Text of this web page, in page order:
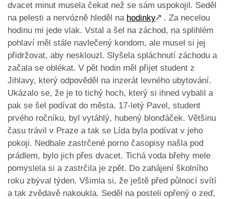
dvacet minut musela čekat než se sám uspokojil. Seděl
na pelesti a nervózně hleděl na hodinky🡕 . Za necelou
hodinu mi jede vlak. Vstal a šel na záchod, na splihlém
pohlaví měl stále navlečený kondom, ale musel si jej
přidržovat, aby nesklouzl. Slyšela spláchnutí záchodu a
začala se oblékat. V pět hodin měl přijet student z
Jihlavy, který odpověděl na inzerát levného ubytování.
Ukázalo se, že je to tichý hoch, který si ihned vybalil a
pak se šel podívat do města. 17-letý Pavel, student
prvého ročníku, byl vytáhlý, hubený blonďáček. Většinu
času trávil v Praze a tak se Lída byla podívat v jeho
pokoji. Nedbale zastrčené porno časopisy našla pod
prádlem, bylo jich přes dvacet. Tichá voda břehy mele
pomyslela si a zastrčila je zpět. Do zahájení školního
roku zbýval týden. Všimla si, že ještě před půlnocí svítí
a tak zvědavě nakoukla. Seděl na posteli opřený o zeď,